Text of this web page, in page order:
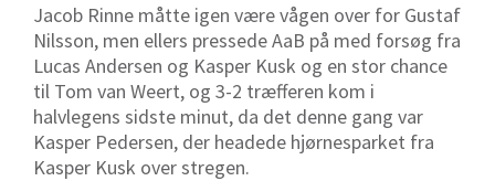
Jacob Rinne måtte igen være vågen over for Gustaf
Nilsson, men ellers pressede AaB på med forsøg fra
Lucas Andersen og Kasper Kusk og en stor chance
til Tom van Weert, og 3-2 træfferen kom i
halvlegens sidste minut, da det denne gang var
Kasper Pedersen, der headede hjørnesparket fra
Kasper Kusk over stregen.